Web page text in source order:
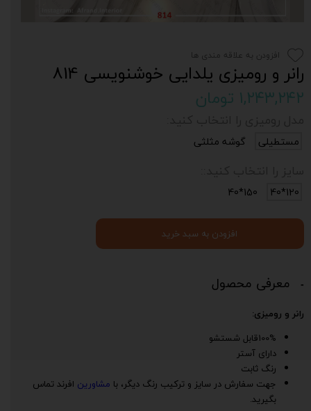
رانر و رومیزی یلدایی خوشنویسی 814
۱,۲۴۳,۲۴۲ تومان
مستطیلی گوشه مثلثی
120*40
150*40
افزودن به سبد خرید
افزودن به علاقه مندی ها
معرفی محصول
رانر و رومیزی:
100%قابل شستشو
دارای آستر
رنگ ثابت
جهت سفارش در سایز و ترکیب رنگ دیگر، با مشاورین افرند تماس
بگیرید.